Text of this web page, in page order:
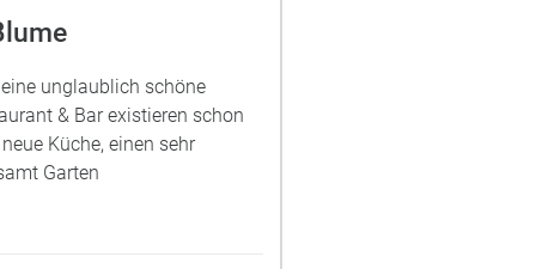
unglaublich schöne
& Bar existieren schon
Küche, einen sehr
Garten